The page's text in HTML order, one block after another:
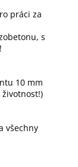
práci za
s
10 mm
všechny